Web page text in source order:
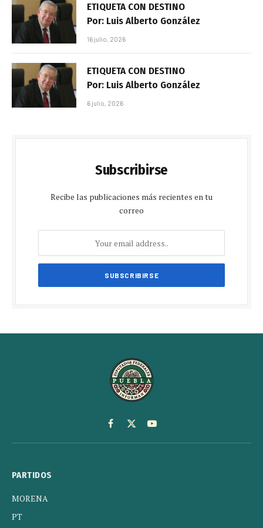
ETIQUETA CON DESTINO
Por: Luis Alberto González
16 julio, 2026
ETIQUETA CON DESTINO
Por: Luis Alberto González
6 julio, 2026
Subscribirse
Recibe las publicaciones más recientes en tu
correo
Facebook
X
(Twitter)
YouTube
PARTIDOS
MORENA
PT